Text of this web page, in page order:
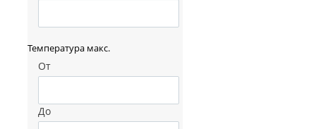
Температура макс.
От
До